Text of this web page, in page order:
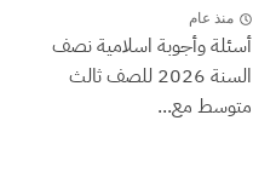
منذ عام
أسئلة وأجوبة اسلامية نصف
السنة 2026 للصف ثالث
متوسط مع...